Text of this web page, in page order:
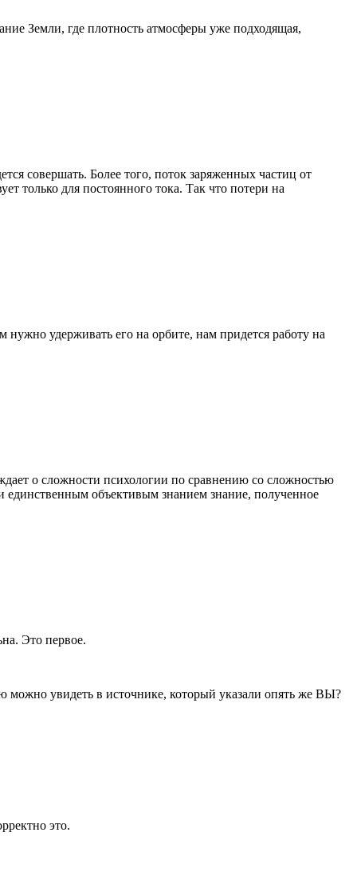
Земли, где плотность атмосферы уже подходящая,
совершать. Более того, поток заряженных частиц от
только для постоянного тока. Так что потери на
удерживать его на орбите, нам придется работу на
о сложности психологии по сравнению со сложностью
единственным объективым знанием знание, полученное
Это первое.
можно увидеть в источнике, который указали опять же ВЫ?
это.